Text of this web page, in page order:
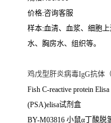
价格:咨询客服
样本:血清、血浆、细胞
水、胸房水、组织等。
鸡戊型肝炎病毒IgG抗体
Fish C-reactive protein
(PSA)elisa试剂盒
BY-M03816 小鼠α丁酸脱